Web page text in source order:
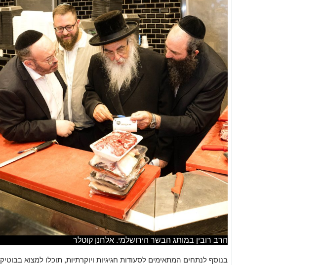
הרב רובין במותג הבשר הירושלמי. אלחנן קוטלר
בנוסף לנתחים המתאימים לסעודות חגיגיות ויוקרתיות, תוכלו למצוא בבוטיק